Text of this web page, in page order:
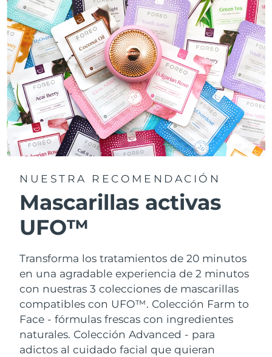
NUESTRA RECOMENDACIÓN
Mascarillas activas
UFO™
Transforma los tratamientos de 20 minutos
en una agradable experiencia de 2 minutos
con nuestras 3 colecciones de mascarillas
compatibles con UFO™. Colección Farm to
Face - fórmulas frescas con ingredientes
naturales. Colección Advanced - para
adictos al cuidado facial que quieran